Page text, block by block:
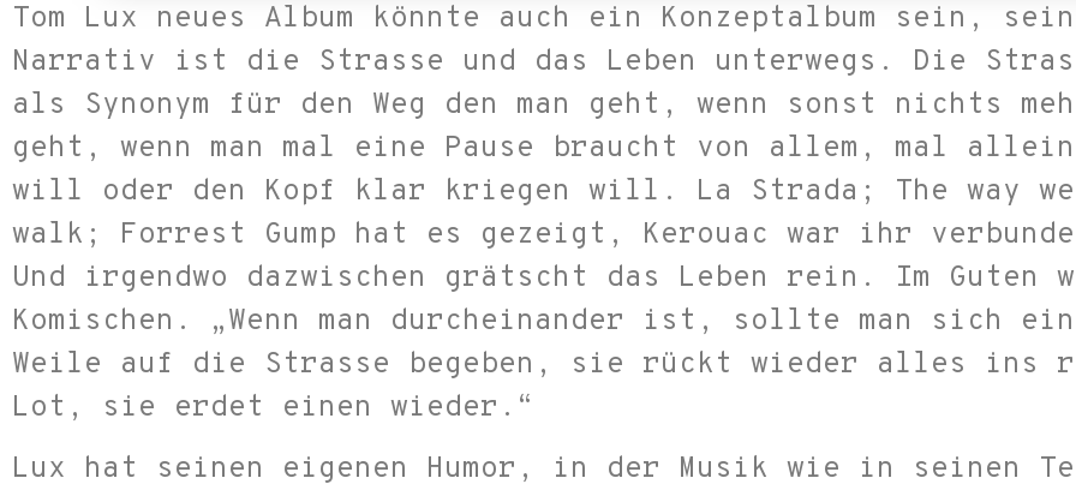
Tom Lux neues Album könnte auch ein Konzeptalbum sein, sein
Narrativ ist die Strasse und das Leben unterwegs. Die
als Synonym für den Weg den man geht, wenn sonst nichts
geht, wenn man mal eine Pause braucht von allem, mal
will oder den Kopf klar kriegen will. La Strada; The way we
walk; Forrest Gump hat es gezeigt, Kerouac war ihr
Und irgendwo dazwischen grätscht das Leben rein. Im Guten
Komischen. „Wenn man durcheinander ist, sollte man sich
Weile auf die Strasse begeben, sie rückt wieder alles ins
Lot, sie erdet einen wieder.“
Lux hat seinen eigenen Humor, in der Musik wie in seinen